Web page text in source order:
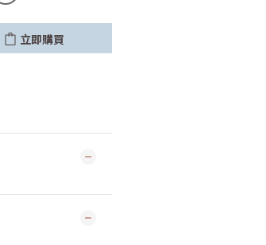
立即購買